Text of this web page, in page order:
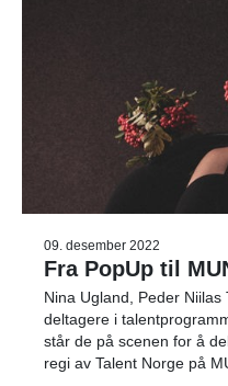
09. desember 2022
Fra PopUp til
Nina Ugland, Peder
deltagere i
står de på scenen for å
regi av Talent Norge på